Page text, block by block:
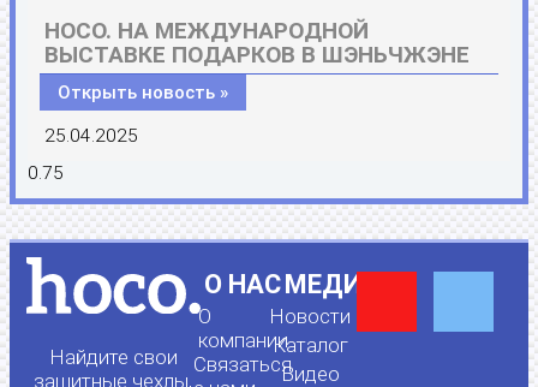
HOCO. НА МЕЖДУНАРОДНОЙ
ВЫСТАВКЕ ПОДАРКОВ В ШЭНЬЧЖЭНЕ
Открыть новость »
25.04.2025
Найдите свои
защитные чехлы,
О НАС
О
компании
Связаться
МЕДИА
Новости
Каталог
Видео